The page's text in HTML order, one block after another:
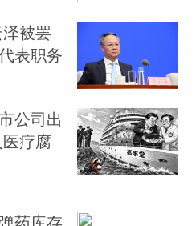
被罢
表职务
公司出
疗腐